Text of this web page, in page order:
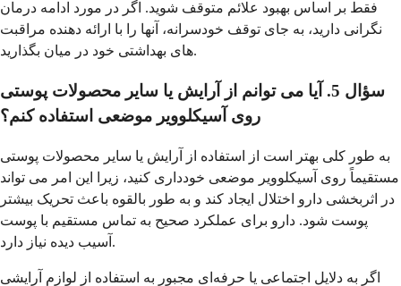
فقط بر اساس بهبود علائم متوقف شوید. اگر در مورد ادامه درمان
نگرانی دارید، به جای توقف خودسرانه، آنها را با ارائه دهنده مراقبت
های بهداشتی خود در میان بگذارید.
سؤال 5. آیا می توانم از آرایش یا سایر محصولات پوستی
روی آسیکلوویر موضعی استفاده کنم؟
به طور کلی بهتر است از استفاده از آرایش یا سایر محصولات پوستی
مستقیماً روی آسیکلوویر موضعی خودداری کنید، زیرا این امر می تواند
در اثربخشی دارو اختلال ایجاد کند و به طور بالقوه باعث تحریک بیشتر
پوست شود. دارو برای عملکرد صحیح به تماس مستقیم با پوست
آسیب دیده نیاز دارد.
اگر به دلایل اجتماعی یا حرفه‌ای مجبور به استفاده از لوازم آرایشی